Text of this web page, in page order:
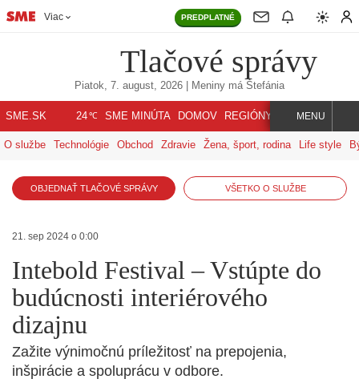
Viac PREDPLATNÉ
Tlačové správy
Piatok, 7. august, 2026 | Meniny má Štefánia
SME.SK 24℃ SME MINÚTA DOMOV REGIÓNY INDEX SVET
MENU
O službe Technológie Obchod Zdravie Žena, šport, rodina Life style
OBJEDNAŤ TLAČOVÉ SPRÁVY VŠETKO O SLUŽBE
21. sep 2024 o 0:00
Intebold Festival – Vstúpte do
budúcnosti interiérového
dizajnu
Zažite výnimočnú príležitosť na prepojenia,
inšpirácie a spoluprácu v odbore.